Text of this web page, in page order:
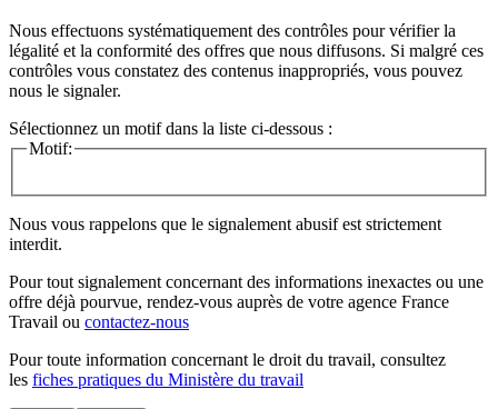
Nous effectuons systématiquement des contrôles pour vérifier la
légalité et la conformité des offres que nous diffusons. Si malgré ces
contrôles vous constatez des contenus inappropriés, vous pouvez
nous le signaler.
Sélectionnez un motif dans la liste ci-dessous :
Motif:
Nous vous rappelons que le signalement abusif est strictement
interdit.
Pour tout signalement concernant des informations inexactes ou une
offre déjà pourvue, rendez-vous auprès de votre agence France
Travail ou contactez-nous
Pour toute information concernant le droit du travail, consultez
les fiches pratiques du Ministère du travail